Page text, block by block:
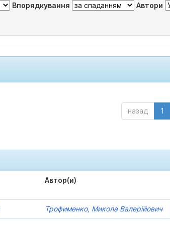
Впорядкування Автори
назад 1
Автор(и)
Трофименко, Микола Валерійович